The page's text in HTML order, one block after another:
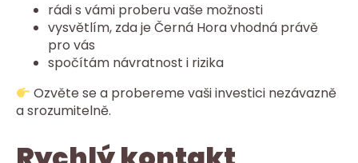
rádi s vámi proberu vaše možnosti
vysvětlím, zda je Černá Hora vhodná právě
pro vás
spočítám návratnost i rizika
Ozvěte se a probereme vaši investici nezávazně
a srozumitelně.